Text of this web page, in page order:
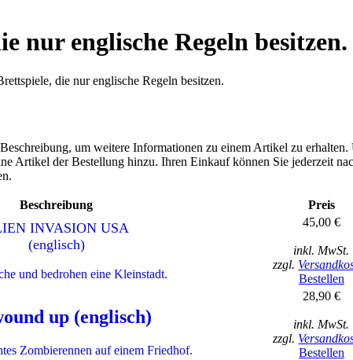
nur englische Regeln besitzen.
um weitere Informationen zu einem Artikel zu erhalten.
Artikel der Bestellung hinzu. Ihren Einkauf können Sie jederzeit
Beschreibung Preis
INVASION USA
(englisch)
und bedrohen eine Kleinstadt.
45,00 €
inkl. MwSt.
zzgl.
Bestellen
up (englisch)
Zombierennen auf einem Friedhof.
28,90 €
inkl. MwSt.
zzgl.
Bestellen